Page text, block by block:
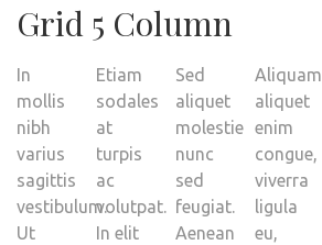
Grid 5 Column
In
mollis
nibh
varius
sagittis
vestibulum.
Ut
Etiam
sodales
at
turpis
ac
volutpat.
In elit
Sed
aliquet
molestie
nunc
sed
feugiat.
Aenean
Aliquam
aliquet
enim
congue,
viverra
ligula
eu,